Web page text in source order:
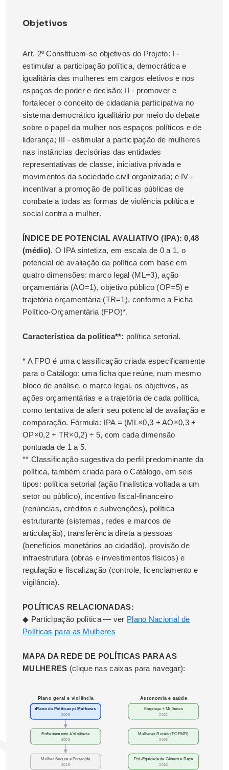
Objetivos
Art. 2º Constituem-se objetivos do Projeto: I -
estimular a participação política, democrática e
igualitária das mulheres em cargos eletivos e nos
espaços de poder e decisão; II - promover e
fortalecer o conceito de cidadania participativa no
sistema democrático igualitário por meio do debate
sobre o papel da mulher nos espaços políticos e de
liderança; III - estimular a participação de mulheres
nas instâncias decisórias das entidades
representativas de classe, iniciativa privada e
movimentos da sociedade civil organizada; e IV -
incentivar a promoção de políticas públicas de
combate a todas as formas de violência política e
social contra a mulher.
ÍNDICE DE POTENCIAL AVALIATIVO (IPA): 0,48
(médio). O IPA sintetiza, em escala de 0 a 1, o
potencial de avaliação da política com base em
quatro dimensões: marco legal (ML=3), ação
orçamentária (AO=1), objetivo público (OP=5) e
trajetória orçamentária (TR=1), conforme a Ficha
Político-Orçamentária (FPO)*.
Característica da política**: política setorial.
* A FPO é uma classificação criada especificamente
para o Catálogo: uma ficha que reúne, num mesmo
bloco de análise, o marco legal, os objetivos, as
ações orçamentárias e a trajetória de cada política,
como tentativa de aferir seu potencial de avaliação e
comparação. Fórmula: IPA = (ML×0,3 + AO×0,3 +
OP×0,2 + TR×0,2) ÷ 5, com cada dimensão
pontuada de 1 a 5.
** Classificação sugestiva do perfil predominante da
política, também criada para o Catálogo, em seis
tipos: política setorial (ação finalística voltada a um
setor ou público), incentivo fiscal-financeiro
(renúncias, créditos e subvenções), política
estruturante (sistemas, redes e marcos de
articulação), transferência direta a pessoas
(benefícios monetários ao cidadão), provisão de
infraestrutura (obras e investimentos físicos) e
regulação e fiscalização (controle, licenciamento e
vigilância).
POLÍTICAS RELACIONADAS:
◆ Participação política — ver Plano Nacional de
Políticas para as Mulheres
MAPA DA REDE DE POLÍTICAS PARA AS
MULHERES (clique nas caixas para navegar):
Plano geral e violência
★Plano de Políticas p/ Mulheres
2009
Enfrentamento à Violência
2003
Mulher Segura e Protegida
2019
Autonomia e saúde
Emprega + Mulheres
2022
Mulheres Rurais (POPMR)
2008
Pró-Equidade de Gênero e Raça
2023